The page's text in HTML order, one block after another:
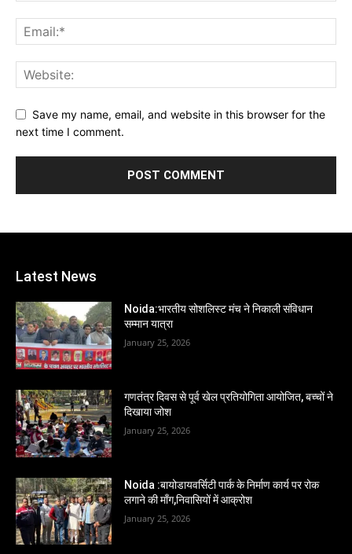
Save my name, email, and website in this browser for the
next time I comment.
Latest News
Noida:भारतीय सोशलिस्ट मंच ने निकाली संविधान
सम्मान यात्रा
January 25, 2026
गणतंत्र दिवस से पूर्व खेल प्रतियोगिता आयोजित, बच्चों ने
दिखाया जोश
January 25, 2026
Noida :बायोडायवर्सिटी पार्क के निर्माण कार्य पर रोक
लगाने की माँग,निवासियों में आक्रोश
January 25, 2026